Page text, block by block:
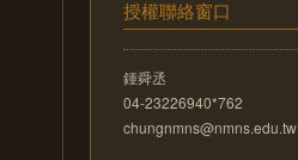
授權聯絡窗口
鍾舜丞
04-23226940*762
chungnmns@nmns.edu.tw